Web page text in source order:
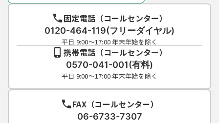
合，亡失した利用者ＩＤと同じ利用者ＩＤを
取得することはできません。
（６）２年間ログインがなされなかった利用
者ＩＤは自動的に削除されます。削除後にシ
ステムを利用する場合は新規に利用者ＩＤを
取得するものとします。
（７）県内自治体及びシステム提供事業者(コ
れた利用者ＩＤの亡失等に関する問合せに
は，一切お答えできません。
固定電話（コールセンター）
0120-464-119(フリーダイヤル)
平日 9:00～17:00 年末年始を除く
携帯電話（コールセンター）
0570-041-001(有料)
平日 9:00～17:00 年末年始を除く
FAX（コールセンター）
06-6733-7307